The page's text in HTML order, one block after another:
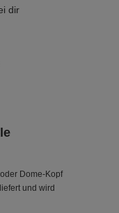
dir
Dome-Kopf
und wird